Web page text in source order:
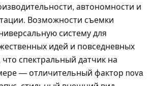
автономности и
Возможности съемки
систему для
идей и повседневных
спектральный датчик на
— отличительный фактор nova